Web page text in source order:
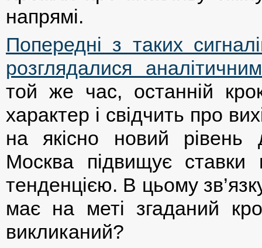
напрямі.
Попередні з таких
розглядалися
той же час, останній
характер і свідчить про
на якісно новий рівень
Москва підвищує
тенденцією. В цьому
має на меті згаданий
викликаний?